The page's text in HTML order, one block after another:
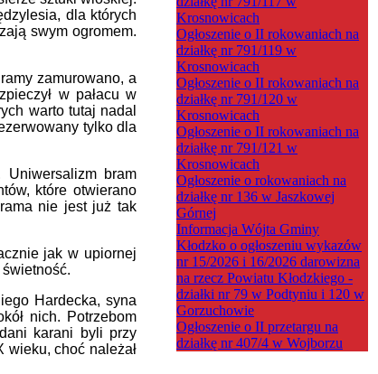
dla których
swym ogromem.
zamurowano, a
w pałacu w
warto tutaj nadal
tylko dla
bram
które otwierano
nie jest już tak
jak w upiornej
Hardecka, syna
nich. Potrzebom
karani byli przy
wieku, choć należał
Krosnowicach
Ogłoszenie o II rokowaniach na
działkę nr 791/119 w
Krosnowicach
Ogłoszenie o II rokowaniach na
działkę nr 791/120 w
Krosnowicach
Ogłoszenie o II rokowaniach na
działkę nr 791/121 w
Krosnowicach
Ogłoszenie o rokowaniach na
działkę nr 136 w Jaszkowej
Górnej
Informacja Wójta Gminy
Kłodzko o ogłoszeniu wykazów
nr 15/2026 i 16/2026 darowizna
na rzecz Powiatu Kłodzkiego -
działki nr 79 w Podtyniu i 120 w
Gorzuchowie
Ogłoszenie o II przetargu na
działkę nr 407/4 w Wojborzu